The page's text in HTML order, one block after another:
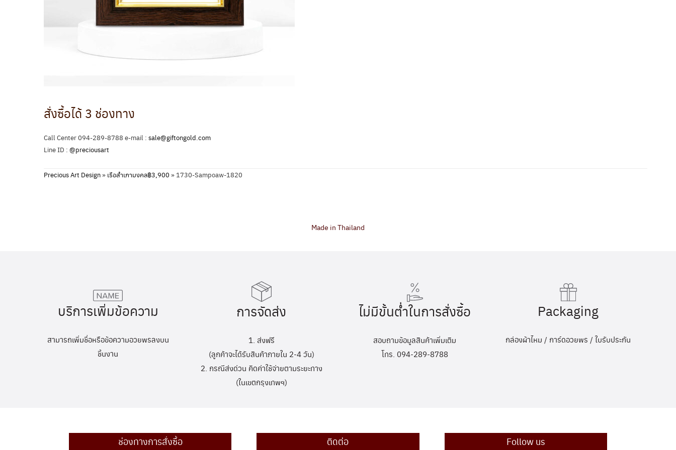
สั่งซื้อได้ 3 ช่องทาง
Call Center 094-289-8788 e-mail : sale@giftongold.com
Line ID : @preciousart
Precious Art Design» เรือสำเภามงคล฿3,900 » 1730-Sampoaw-1820
Made in Thailand
บริการเพิ่มข้อความ
สามารถเพิ่มชื่อหรือข้อความอวยพรลงบน
ชิ้นงาน
การจัดส่ง
1. ส่งฟรี
(ลูกค้าจะได้รับสินค้าภายใน 2-4 วัน)
2. กรณีส่งด่วน คิดค่าใช้จ่ายตามระยะทาง
(ในเขตกรุงเทพฯ)
ไม่มีขั้นต่ำในการสั่งซื้อ
สอบถามข้อมูลสินค้าเพิ่มเติม
โทร. 094-289-8788
Packaging
กล่องผ้าไหม / การ์ดอวยพร / ใบรับประกัน
ช่องทางการสั่งซื้อ ติดต่อ Follow us